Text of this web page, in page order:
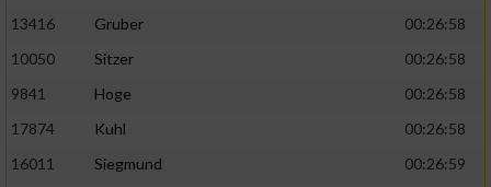
13416
Gruber
00:26:58
10050
Sitzer
00:26:58
9841
Hoge
00:26:58
17874
Kuhl
00:26:58
16011
Siegmund
00:26:59